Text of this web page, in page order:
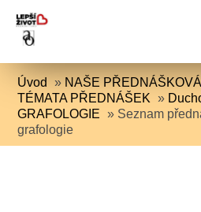
Úvod » NAŠE
TÉMATA PŘEDNÁŠEK »
GRAFOLOGIE » Seznam
grafologie